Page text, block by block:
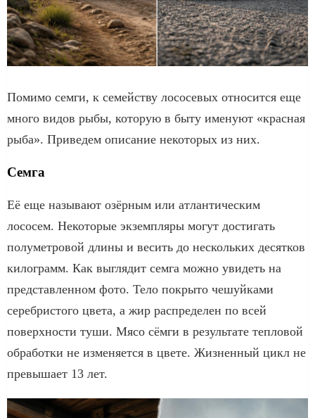
Помимо семги, к семейству лососевых относится еще
много видов рыбы, которую в быту именуют «красная
рыба». Приведем описание некоторых из них.
Семга
Её еще называют озёрным или атлантическим
лососем. Некоторые экземпляры могут достигать
полуметровой длины и весить до нескольких десятков
килограмм. Как выглядит семга можно увидеть на
представленном фото. Тело покрыто чешуйками
серебристого цвета, а жир распределен по всей
поверхности туши. Мясо сёмги в результате тепловой
обработки не изменяется в цвете. Жизненный цикл не
превышает 13 лет.